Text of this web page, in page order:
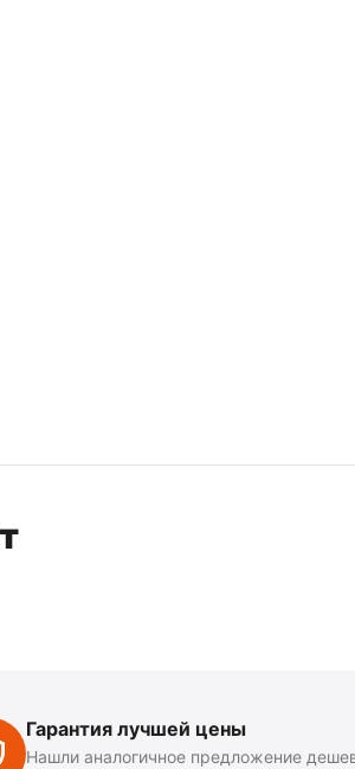
Гарантия лучшей цены
Нашли аналогичное предложение